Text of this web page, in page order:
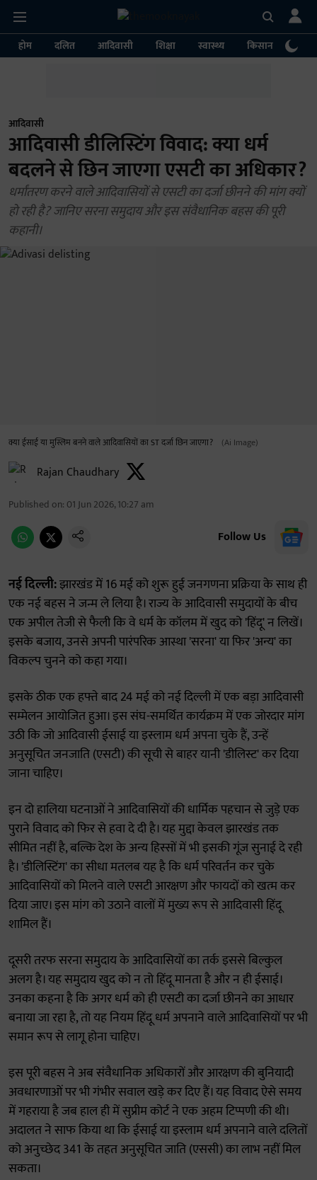
होम दलित आदिवासी शिक्षा स्वास्थ्य किसान
आदिवासी
आदिवासी डीलिस्टिंग विवाद: क्या धर्म
बदलने से छिन जाएगा एसटी का अधिकार?
धर्मांतरण करने वाले आदिवासियों से एसटी का दर्जा छीनने की मांग क्यों
हो रही है? जानिए सरना समुदाय और इस संवैधानिक बहस की पूरी
कहानी।
क्या ईसाई या मुस्लिम बनने वाले आदिवासियों का ST दर्जा छिन जाएगा? (Ai Image)
Rajan Chaudhary
Published on: 01 Jun 2026, 10:27 am
Follow Us
नई दिल्ली:झारखंड में 16 मई को शुरू हुई जनगणना प्रक्रिया के साथ ही
एक नई बहस ने जन्म ले लिया है। राज्य के आदिवासी समुदायों के बीच
एक अपील तेजी से फैली कि वे धर्म के कॉलम में खुद को 'हिंदू' न लिखें।
इसके बजाय, उनसे अपनी पारंपरिक आस्था 'सरना' या फिर 'अन्य' का
विकल्प चुनने को कहा गया।
इसके ठीक एक हफ्ते बाद 24 मई को नई दिल्ली में एक बड़ा आदिवासी
सम्मेलन आयोजित हुआ। इस संघ-समर्थित कार्यक्रम में एक जोरदार मांग
उठी कि जो आदिवासी ईसाई या इस्लाम धर्म अपना चुके हैं, उन्हें
अनुसूचित जनजाति (एसटी) की सूची से बाहर यानी 'डीलिस्ट' कर दिया
जाना चाहिए।
इन दो हालिया घटनाओं ने आदिवासियों की धार्मिक पहचान से जुड़े एक
पुराने विवाद को फिर से हवा दे दी है। यह मुद्दा केवल झारखंड तक
सीमित नहीं है, बल्कि देश के अन्य हिस्सों में भी इसकी गूंज सुनाई दे रही
है। 'डीलिस्टिंग' का सीधा मतलब यह है कि धर्म परिवर्तन कर चुके
आदिवासियों को मिलने वाले एसटी आरक्षण और फायदों को खत्म कर
दिया जाए। इस मांग को उठाने वालों में मुख्य रूप से आदिवासी हिंदू
शामिल हैं।
दूसरी तरफ सरना समुदाय के आदिवासियों का तर्क इससे बिल्कुल
अलग है। यह समुदाय खुद को न तो हिंदू मानता है और न ही ईसाई।
उनका कहना है कि अगर धर्म को ही एसटी का दर्जा छीनने का आधार
बनाया जा रहा है, तो यह नियम हिंदू धर्म अपनाने वाले आदिवासियों पर भी
समान रूप से लागू होना चाहिए।
इस पूरी बहस ने अब संवैधानिक अधिकारों और आरक्षण की बुनियादी
अवधारणाओं पर भी गंभीर सवाल खड़े कर दिए हैं। यह विवाद ऐसे समय
में गहराया है जब हाल ही में सुप्रीम कोर्ट ने एक अहम टिप्पणी की थी।
अदालत ने साफ किया था कि ईसाई या इस्लाम धर्म अपनाने वाले दलितों
को अनुच्छेद 341 के तहत अनुसूचित जाति (एससी) का लाभ नहीं मिल
सकता।